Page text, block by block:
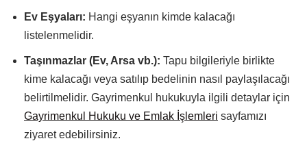
Ev Eşyaları: Hangi eşyanın kimde kalacağı
listelenmelidir.
Taşınmazlar (Ev, Arsa vb.): Tapu bilgileriyle birlikte
kime kalacağı veya satılıp bedelinin nasıl paylaşılacağı
belirtilmelidir. Gayrimenkul hukukuyla ilgili detaylar için
Gayrimenkul Hukuku ve Emlak İşlemleri sayfamızı
ziyaret edebilirsiniz.